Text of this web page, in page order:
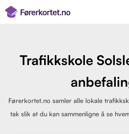
Trafikkskole
Førerkortet.no samler alle lokale
tak slik at du kan sammenligne å se